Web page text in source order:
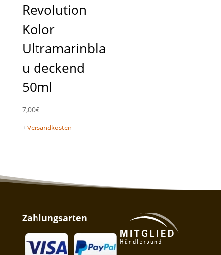
Revolution
Kolor
Ultramarinbla
u deckend
50ml
7,00€
+Versandkosten
Zahlungsarten